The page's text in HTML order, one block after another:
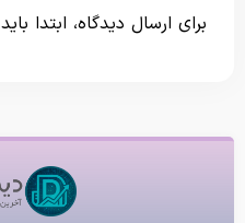
برای ارسال دیدگاه، ابتدا باید